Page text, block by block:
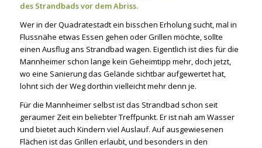
des Strandbads vor dem Abriss.
Wer in der Quadratestadt ein bisschen Erholung sucht, mal in
Flussnähe etwas Essen gehen oder Grillen möchte, sollte
einen Ausflug ans Strandbad wagen. Eigentlich ist dies für die
Mannheimer schon lange kein Geheimtipp mehr, doch jetzt,
wo eine Sanierung das Gelände sichtbar aufgewertet hat,
lohnt sich der Weg dorthin vielleicht mehr denn je.
Für die Mannheimer selbst ist das Strandbad schon seit
geraumer Zeit ein beliebter Treffpunkt. Er ist nah am Wasser
und bietet auch Kindern viel Auslauf. Auf ausgewiesenen
Flächen ist das Grillen erlaubt, und besonders in den